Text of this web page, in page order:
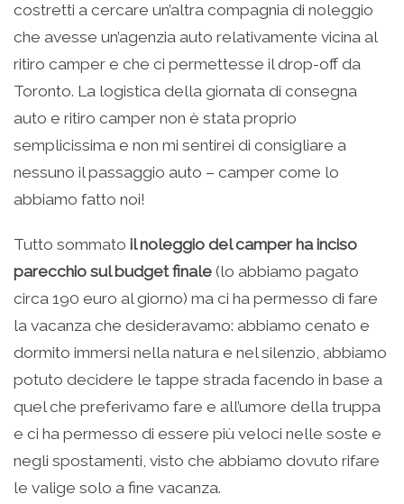
costretti a cercare un’altra compagnia di noleggio
che avesse un’agenzia auto relativamente vicina al
ritiro camper e che ci permettesse il drop-off da
Toronto. La logistica della giornata di consegna
auto e ritiro camper non è stata proprio
semplicissima e non mi sentirei di consigliare a
nessuno il passaggio auto – camper come lo
abbiamo fatto noi!
Tutto sommato il noleggio del camper ha inciso
parecchio sul budget finale (lo abbiamo pagato
circa 190 euro al giorno) ma ci ha permesso di fare
la vacanza che desideravamo: abbiamo cenato e
dormito immersi nella natura e nel silenzio, abbiamo
potuto decidere le tappe strada facendo in base a
quel che preferivamo fare e all’umore della truppa
e ci ha permesso di essere più veloci nelle soste e
negli spostamenti, visto che abbiamo dovuto rifare
le valige solo a fine vacanza.